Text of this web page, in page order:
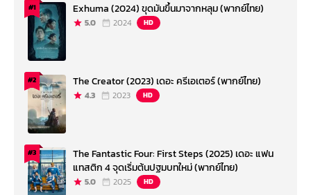
#1 Exhuma (2024) ขุดมันขึ้นมาจากหลุม (พากย์ไทย)
5.0 2024 HD
#2 The Creator (2023) เดอะ ครีเอเตอร์ (พากย์ไทย)
4.3 2023 HD
#3
The Fantastic Four: First Steps (2025) เดอะ แฟน
แทสติก 4 จุดเริ่มต้นปฐมบทใหม่ (พากย์ไทย)
5.0 2025 HD